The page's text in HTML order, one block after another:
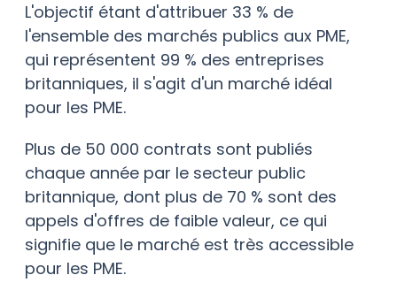
L'objectif étant d'attribuer 33 % de
l'ensemble des marchés publics aux PME,
qui représentent 99 % des entreprises
britanniques, il s'agit d'un marché idéal
pour les PME.
Plus de 50 000 contrats sont publiés
chaque année par le secteur public
britannique, dont plus de 70 % sont des
appels d'offres de faible valeur, ce qui
signifie que le marché est très accessible
pour les PME.